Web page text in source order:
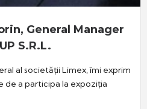
General Manager
S.R.L.
al societății Limex, îmi exprim
de a participa la expoziția